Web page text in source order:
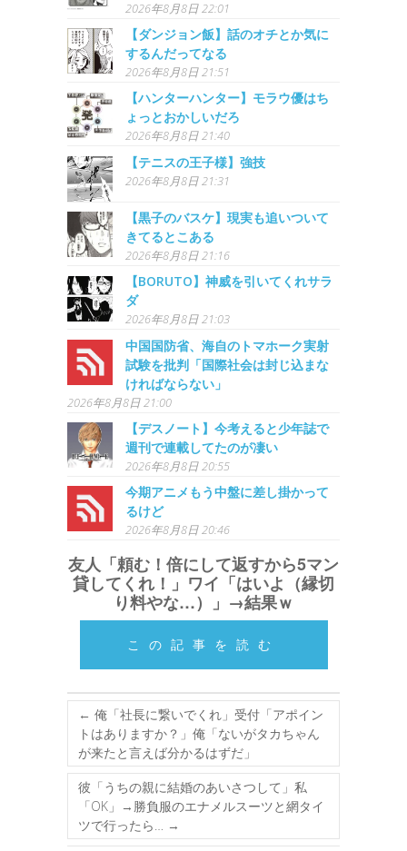
2026年8月8日 22:01
【ダンジョン飯】話のオチとか気に
するんだってなる
2026年8月8日 21:51
【ハンターハンター】モラウ優はち
ょっとおかしいだろ
2026年8月8日 21:40
【テニスの王子様】強技
2026年8月8日 21:31
【黒子のバスケ】現実も追いついて
きてるとこある
2026年8月8日 21:16
【BORUTO】神威を引いてくれサラ
ダ
2026年8月8日 21:03
中国国防省、海自のトマホーク実射
試験を批判「国際社会は封じ込まな
ければならない」
2026年8月8日 21:00
【デスノート】今考えると少年誌で
週刊で連載してたのが凄い
2026年8月8日 20:55
今期アニメもう中盤に差し掛かって
るけど
2026年8月8日 20:46
友人「頼む！倍にして返すから5マン
貸してくれ！」ワイ「はいよ（縁切
り料やな…）」→結果ｗ
この記事を読む
← 俺「社長に繋いでくれ」受付「アポイン
トはありますか？」俺「ないがタカちゃん
が来たと言えば分かるはずだ」
彼「うちの親に結婚のあいさつして」私
「OK」→勝負服のエナメルスーツと網タイ
ツで行ったら… →